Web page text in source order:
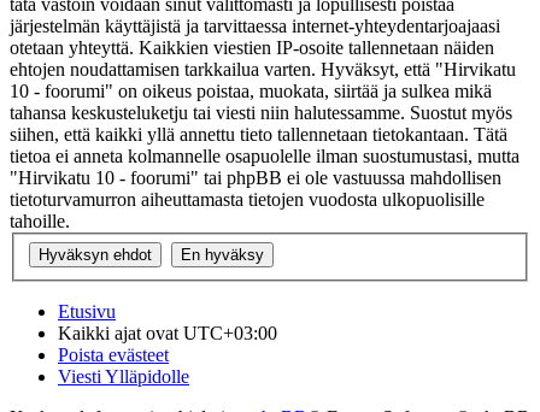
tätä vastoin voidaan sinut välittömästi ja lopullisesti poistaa
järjestelmän käyttäjistä ja tarvittaessa internet-yhteydentarjoajaasi
otetaan yhteyttä. Kaikkien viestien IP-osoite tallennetaan näiden
ehtojen noudattamisen tarkkailua varten. Hyväksyt, että "Hirvikatu
10 - foorumi" on oikeus poistaa, muokata, siirtää ja sulkea mikä
tahansa keskusteluketju tai viesti niin halutessamme. Suostut myös
siihen, että kaikki yllä annettu tieto tallennetaan tietokantaan. Tätä
tietoa ei anneta kolmannelle osapuolelle ilman suostumustasi, mutta
"Hirvikatu 10 - foorumi" tai phpBB ei ole vastuussa mahdollisen
tietoturvamurron aiheuttamasta tietojen vuodosta ulkopuolisille
tahoille.
Etusivu
Kaikki ajat ovat UTC+03:00
Poista evästeet
Viesti Ylläpidolle